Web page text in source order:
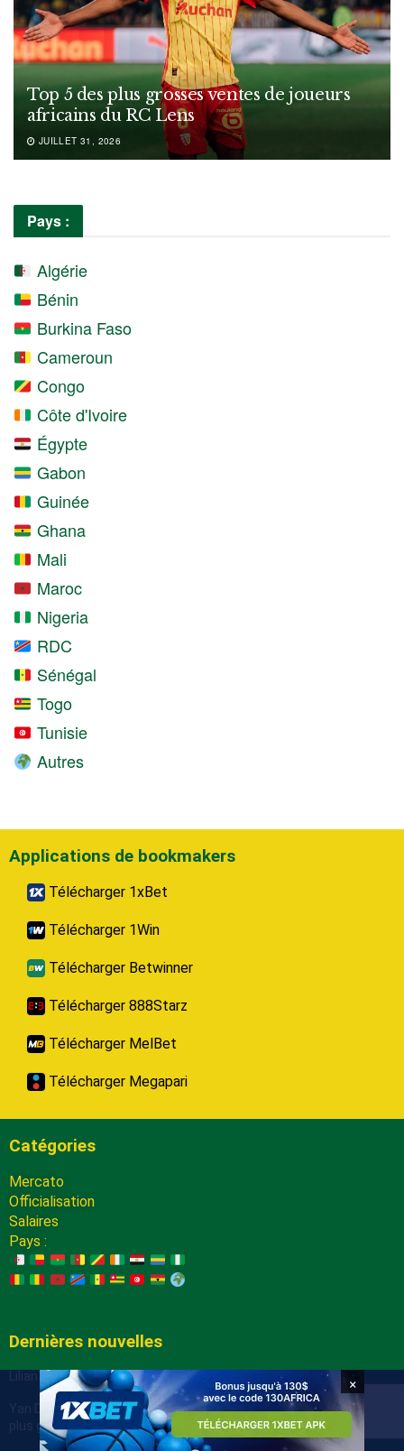
Top 5 des plus grosses ventes de joueurs
africains du RC Lens
JUILLET 31, 2026
Pays :
Algérie
Bénin
Burkina Faso
Cameroun
Congo
Côte d'Ivoire
Égypte
Gabon
Guinée
Ghana
Mali
Maroc
Nigeria
RDC
Sénégal
Togo
Tunisie
Autres
Applications de bookmakers
Télécharger 1xBet
Télécharger 1Win
Télécharger Betwinner
Télécharger 888Starz
Télécharger MelBet
Télécharger Megapari
Catégories
Mercato
Officialisation
Salaires
Pays :
Dernières nouvelles
Lilian Brassier dans le viseur de Bologne
Yan Diomande : joueur ivoirien le plus cher de tous les temps et la
plus grosse vente de l’histoire de Leipzig
×